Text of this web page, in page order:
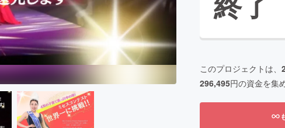
このプロジェクトは、
296,495円の資金を集